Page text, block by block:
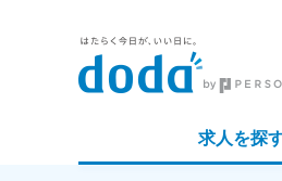
求人を探